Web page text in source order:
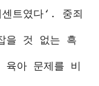
트였다‘. 중죄
을 것 없는 흑
아 문제를 비